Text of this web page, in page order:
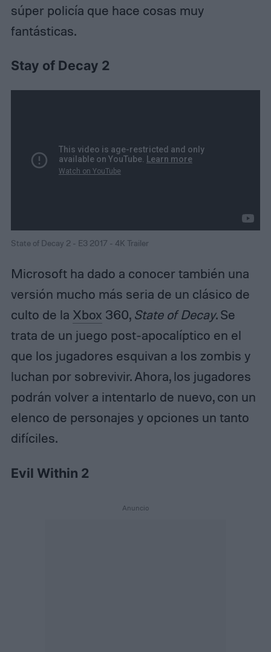
súper policía que hace cosas muy
fantásticas.
Stay of Decay 2
State of Decay 2 - E3 2017 - 4K Trailer
Microsoft ha dado a conocer también una
versión mucho más seria de un clásico de
culto de la Xbox 360, State of Decay. Se
trata de un juego post-apocalíptico en el
que los jugadores esquivan a los zombis y
luchan por sobrevivir. Ahora, los jugadores
podrán volver a intentarlo de nuevo, con un
elenco de personajes y opciones un tanto
difíciles.
Evil Within 2